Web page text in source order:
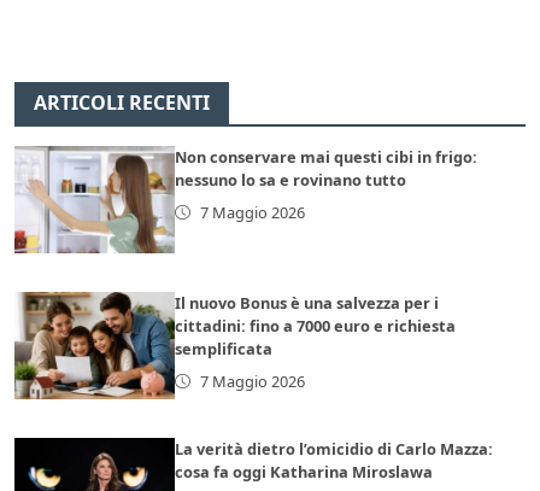
ARTICOLI RECENTI
Non conservare mai questi cibi in frigo:
nessuno lo sa e rovinano tutto
7 Maggio 2026
Il nuovo Bonus è una salvezza per i
cittadini: fino a 7000 euro e richiesta
semplificata
7 Maggio 2026
La verità dietro l’omicidio di Carlo Mazza:
cosa fa oggi Katharina Miroslawa